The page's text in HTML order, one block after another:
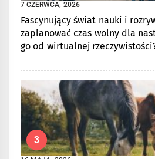
7 CZERWCA, 2026
Fascynujący świat nauki i
zaplanować czas wolny dla
go od wirtualnej
3